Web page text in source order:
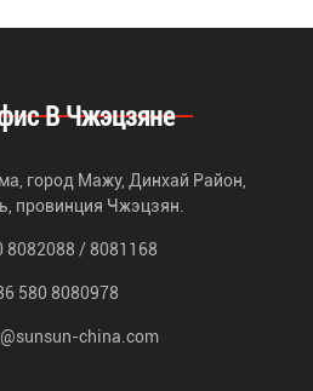
В Чжэцзяне
город Мажу, Динхай Район,
провинция Чжэцзян.
8082088 / 8081168
580 8080978
china.com